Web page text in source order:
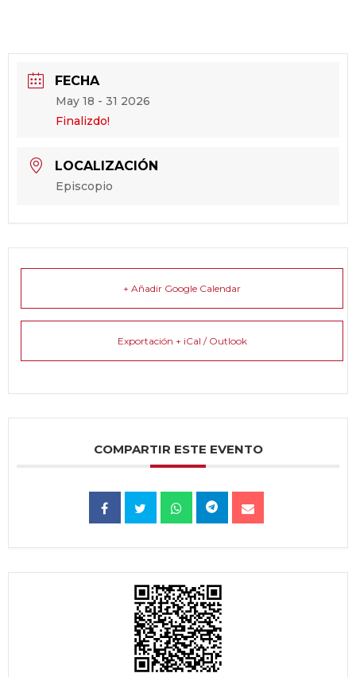
FECHA
May 18 - 31 2026
Finalizdo!
LOCALIZACIÓN
Episcopio
+ Añadir Google Calendar
Exportación + iCal / Outlook
COMPARTIR ESTE EVENTO